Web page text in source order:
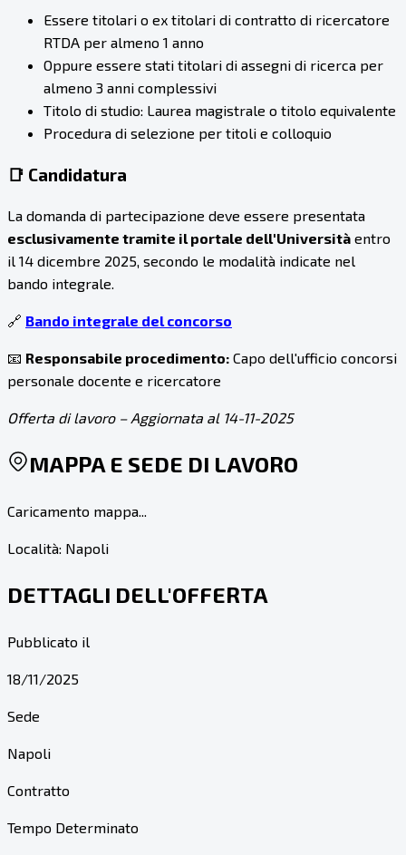
Essere titolari o ex titolari di contratto di ricercatore
RTDA per almeno 1 anno
Oppure essere stati titolari di assegni di ricerca per
almeno 3 anni complessivi
Titolo di studio: Laurea magistrale o titolo equivalente
Procedura di selezione per titoli e colloquio
📑 Candidatura
La domanda di partecipazione deve essere presentata
esclusivamente tramite il portale dell'Università entro
il 14 dicembre 2025, secondo le modalità indicate nel
bando integrale.
🔗 Bando integrale del concorso
📧 Responsabile procedimento: Capo dell'ufficio concorsi
personale docente e ricercatore
Offerta di lavoro – Aggiornata al 14-11-2025
MAPPA E SEDE DI LAVORO
Caricamento mappa...
Località: Napoli
DETTAGLI DELL'OFFERTA
Pubblicato il
18/11/2025
Sede
Napoli
Contratto
Tempo Determinato